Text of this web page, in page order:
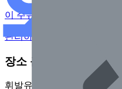
이 주유소의 사장님이신가요?
관리하기
장소 근처 주유소
휘발유